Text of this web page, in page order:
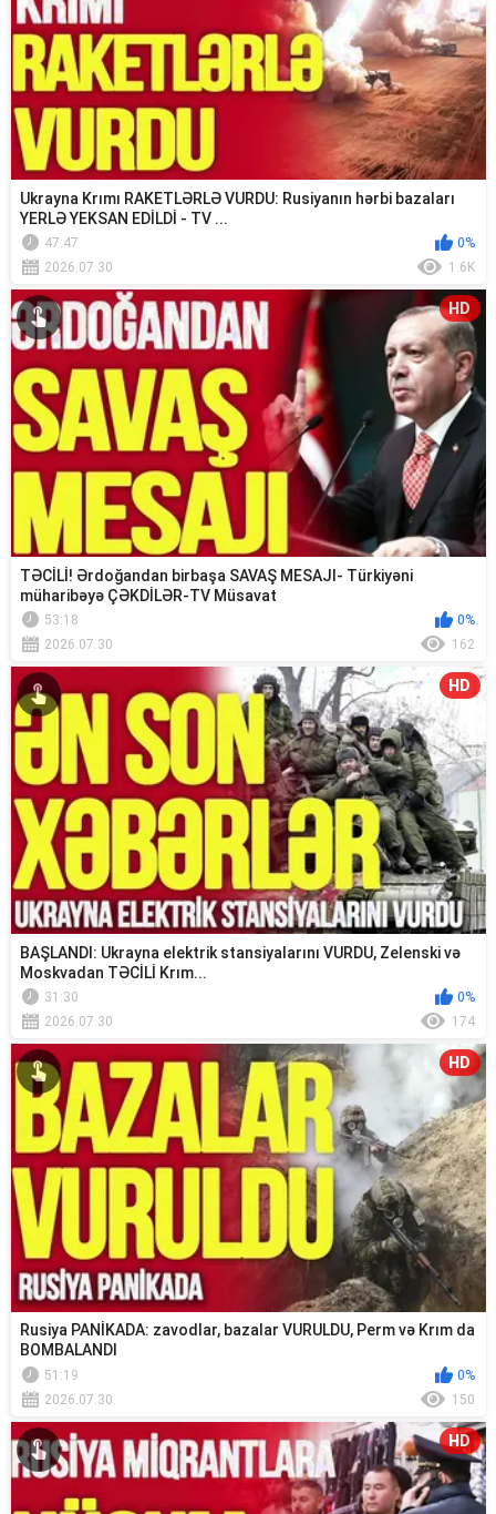
Ukrayna Krımı RAKETLƏRLƏ VURDU: Rusiyanın hərbi bazaları
YERLƏ YEKSAN EDİLDİ - TV ...
47:47
0%
2026.07.30
1.6K
HD
TƏCİLİ! Ərdoğandan birbaşa SAVAŞ MESAJI- Türkiyəni
müharibəyə ÇƏKDİLƏR-TV Müsavat
53:18
0%
2026.07.30
162
HD
BAŞLANDI: Ukrayna elektrik stansiyalarını VURDU, Zelenski və
Moskvadan TƏCİLİ Krım...
31:30
0%
2026.07.30
174
HD
Rusiya PANİKADA: zavodlar, bazalar VURULDU, Perm və Krım da
BOMBALANDI
51:19
0%
2026.07.30
150
HD